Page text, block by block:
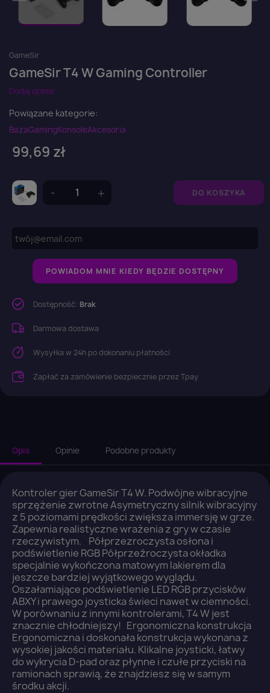
GameSir
GameSir T4 W Gaming Controller
Dodaj opinie
Powiązane kategorie:
BazaGamingKonsoleAkcesoria
99,69 zł
DO KOSZYKA
POWIADOM MNIE KIEDY BĘDZIE DOSTĘPNY
Dostępność: Brak
Darmowa dostawa
Wysyłka w 24h po dokonaniu płatności
Zapłać za zamówienie bezpiecznie przez Tpay
Opis Opinie Podobne produkty
Kontroler gier GameSir T4 W. Podwójne wibracyjne
sprzężenie zwrotne Asymetryczny silnik wibracyjny
z 5 poziomami prędkości zwiększa immersję w grze.
Zapewnia realistyczne wrażenia z gry w czasie
rzeczywistym. Półprzezroczysta osłona i
podświetlenie RGB Półprzeźroczysta okładka
specjalnie wykończona matowym lakierem dla
jeszcze bardziej wyjątkowego wyglądu.
Oszałamiające podświetlenie LED RGB przycisków
ABXY i prawego joysticka świeci nawet w ciemności.
W porównaniu z innymi kontrolerami, T4 W jest
znacznie chłodniejszy! Ergonomiczna konstrukcja
Ergonomiczna i doskonała konstrukcja wykonana z
wysokiej jakości materiału. Klikalne joysticki, łatwy
do wykrycia D-pad oraz płynne i czułe przyciski na
ramionach sprawią, że znajdziesz się w samym
środku akcji.
Zaloguj się
You need to be logged in to save products in your
wish list.
Anuluj Zaloguj się